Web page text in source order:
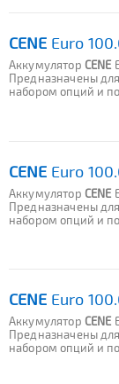
CENE Euro
Аккумулятор CENE
Предназначены
набором опций и
CENE Euro
Аккумулятор CENE
Предназначены
набором опций и
CENE Euro
Аккумулятор CENE
Предназначены
набором опций и